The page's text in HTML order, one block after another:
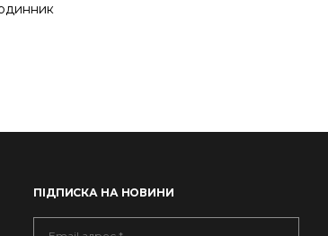
ПІДПИСКА НА НОВИНИ